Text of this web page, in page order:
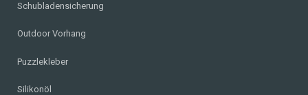
Schubladensicherung
Outdoor Vorhang
Puzzlekleber
Silikonöl